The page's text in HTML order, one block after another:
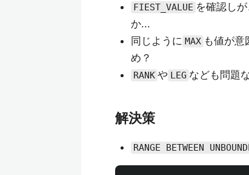
FIEST_VALUE を確認し
か...
同じように MAX も値が意
め？
RANK や LEG なども問題
解決策
RANGE BETWEEN